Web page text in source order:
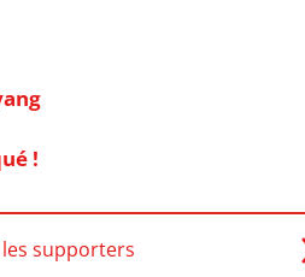
!
les supporters